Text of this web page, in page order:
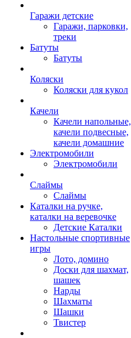
Гаражи детские
Гаражи, парковки,
треки
Батуты
Батуты
Коляски
Коляски для кукол
Качели
Качели напольные,
качели подвесные,
качели домашние
Электромобили
Электромобили
Слаймы
Слаймы
Каталки на ручке,
каталки на веревочке
Детские Каталки
Настольные спортивные
игры
Лото, домино
Доски для шахмат,
шашек
Нарды
Шахматы
Шашки
Твистер